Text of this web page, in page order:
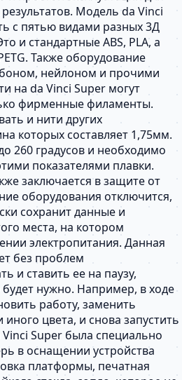
Модель da Vinci
с пятью видами разных 3Д
и стандартные ABS, PLA, а
Также оборудование
нейлоном и прочими
на da Vinci Super могут
фирменные филаменты.
и нити других
которых составляет 1,75мм.
260 градусов и необходимо
показателями плавки.
заключается в защите от
оборудования отключится,
сохранит данные и
места, на котором
электропитания. Данная
без проблем
и ставить ее на паузу,
будет нужно. Например, в ходе
работу, заменить
цвета, и снова запустить
Super была специально
в оснащении устройства
платформы, печатная